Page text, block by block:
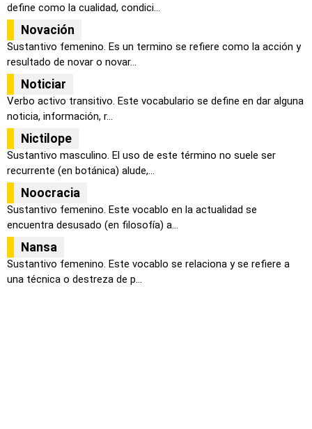
define como la cualidad, condici...
Novación
Sustantivo femenino. Es un termino se refiere como la acción y
resultado de novar o novar...
Noticiar
Verbo activo transitivo. Este vocabulario se define en dar alguna
noticia, información, r...
Nictilope
Sustantivo masculino. El uso de este término no suele ser
recurrente (en botánica) alude,...
Noocracia
Sustantivo femenino. Este vocablo en la actualidad se
encuentra desusado (en filosofía) a...
Nansa
Sustantivo femenino. Este vocablo se relaciona y se refiere a
una técnica o destreza de p...